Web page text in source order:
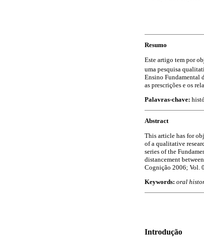
Resumo
Este artigo tem por
uma pesquisa
Ensino Fundamental
as prescrições e os
Palavras-chave:
Abstract
This article has for
of a qualitative
series of the
distancement
Cognição 2006; Vol.
Keywords: oral
Introdução